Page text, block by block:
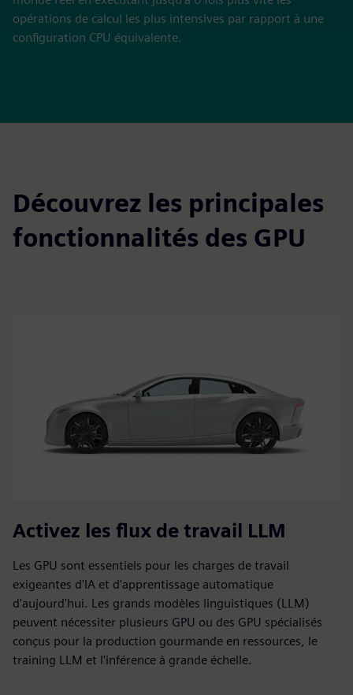
opérations de calcul les plus intensives par rapport à une
configuration CPU équivalente.
Découvrez les principales
fonctionnalités des GPU
Activez les flux de travail LLM
Les GPU sont essentiels pour les charges de travail
exigeantes d'IA et d'apprentissage automatique
d'aujourd'hui. Les grands modèles linguistiques (LLM)
peuvent nécessiter plusieurs GPU ou des GPU spécialisés
conçus pour la production gourmande en ressources, le
training LLM et l'inférence à grande échelle.